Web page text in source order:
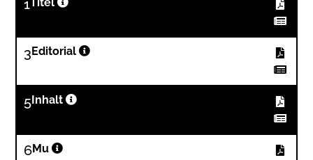
1Titel
3 Editorial
5 Inhalt
6Mu